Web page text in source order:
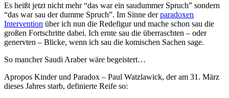
Es heißt jetzt nicht mehr “das war ein saudummer Spruch” sondern
“das war sau der dumme Spruch”. Im Sinne derparadoxen
Intervention über ich nun die Redefigur und mache schon sau die
großen Fortschritte dabei. Ich ernte sau die überraschten – oder
genervten – Blicke, wenn ich sau die komischen Sachen sage.
So mancher Saudi Araber wäre begeistert…
Apropos Kinder und Paradox – Paul Watzlawick, der am 31. März
dieses Jahres starb, definierte Reife so: